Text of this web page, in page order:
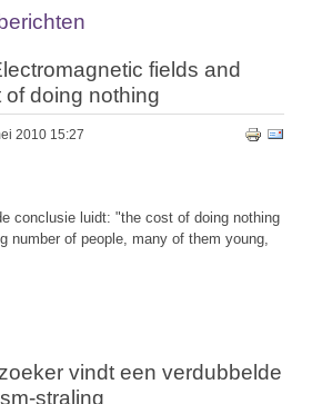
fields and
doing nothing
2010 15:27
conclusie luidt: "the cost of doing nothing
number of people, many of them young,
vindt een verdubbelde
straling